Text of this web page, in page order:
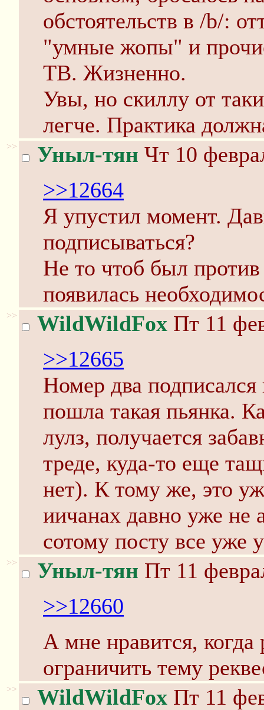
обстоятельств в /b/:
"умные жопы" и
ТВ. Жизненно.
Увы, но скиллу от
легче. Практика
>> Уныл-тян Чт 10
>>12664
Я упустил момент.
подписываться?
Не то чтоб был
появилась
>> WildWildFox Пт 11
>>12665
Номер два подписался
пошла такая пьянка.
лулз, получается
треде, куда-то еще
нет). К тому же, это
иичанах давно уже
сотому посту все уже
>> Уныл-тян Пт 11
>>12660
А мне нравится,
ограничить тему
>> WildWildFox Пт 11